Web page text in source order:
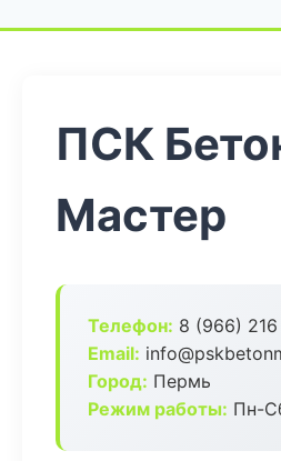
ПСК
Мастер
Телефон: 8 (966) 216
Email:
Город: Пермь
Режим работы: Пн-